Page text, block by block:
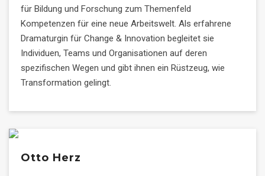
für Bildung und Forschung zum Themenfeld
Kompetenzen für eine neue Arbeitswelt. Als erfahrene
Dramaturgin für Change & Innovation begleitet sie
Individuen, Teams und Organisationen auf deren
spezifischen Wegen und gibt ihnen ein Rüstzeug, wie
Transformation gelingt.
Otto Herz